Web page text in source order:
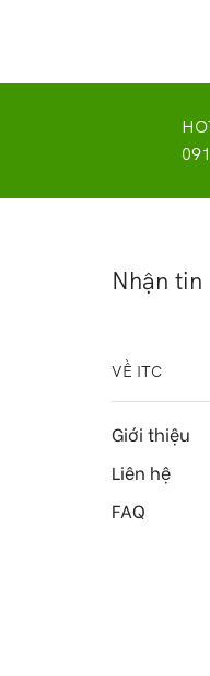
Nhận tin
VỀ ITC
Giới thiệu
Liên hệ
FAQ